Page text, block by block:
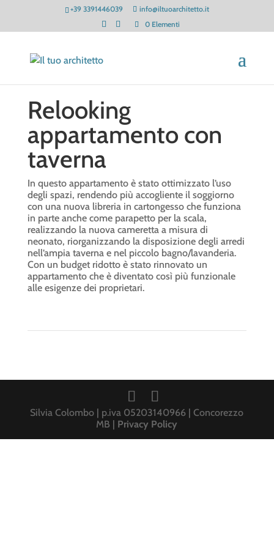
+39 3391446039
info@iltuoarchitetto.it
0 Elementi
Relooking
appartamento con
taverna
In questo appartamento è stato ottimizzato l’uso
degli spazi, rendendo più accogliente il soggiorno
con una nuova libreria in cartongesso che funziona
in parte anche come parapetto per la scala,
realizzando la nuova cameretta a misura di
neonato, riorganizzando la disposizione degli arredi
nell’ampia taverna e nel piccolo bagno/lavanderia.
Con un budget ridotto è stato rinnovato un
appartamento che è diventato così più funzionale
alle esigenze dei proprietari.
Silvia Colombo | p.iva 05203140966 | Concorezzo
MB | Privacy Policy